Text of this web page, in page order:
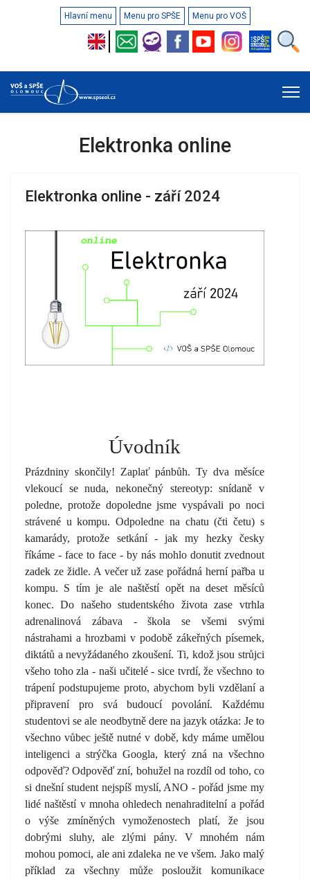
Hlavní menu Menu pro SPŠE Menu pro VOŠ
Elektronka online
Elektronka online - září 2024
Úvodník
Prázdniny skončily! Zaplať pánbůh. Ty dva měsíce
vlekoucí se nuda, nekonečný stereotyp: snídaně v
poledne, protože dopoledne jsme vyspávali po noci
strávené u kompu. Odpoledne na chatu (čti četu) s
kamarády, protože setkání - jak my hezky česky
říkáme - face to face - by nás mohlo donutit zvednout
zadek ze židle. A večer už zase pořádná herní pařba u
kompu. S tím je ale naštěstí opět na deset měsíců
konec. Do našeho studentského života zase vtrhla
adrenalinová zábava - škola se všemi svými
nástrahami a hrozbami v podobě zákeřných písemek,
diktátů a nevyžádaného zkoušení. Ti, kdož jsou strůjci
všeho toho zla - naši učitelé - sice tvrdí, že všechno to
trápení podstupujeme proto, abychom byli vzdělaní a
připravení pro svá budoucí povolání. Každému
studentovi se ale neodbytně dere na jazyk otázka: Je to
všechno vůbec ještě nutné v době, kdy máme umělou
inteligenci a strýčka Googla, který zná na všechno
odpověď? Odpověď zní, bohužel na rozdíl od toho, co
si dnešní student nejspíš myslí, ANO - pořád jsme my
lidé naštěstí v mnoha ohledech nenahraditelní a pořád
o výše zmíněných vymoženostech platí, že jsou
dobrými sluhy, ale zlými pány. V mnohém nám
mohou pomoci, ale ani zdaleka ne ve všem. Jako malý
příklad za všechny může posloužit komunikace